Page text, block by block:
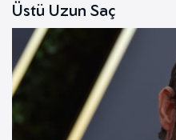
Üstü Uzun Saç